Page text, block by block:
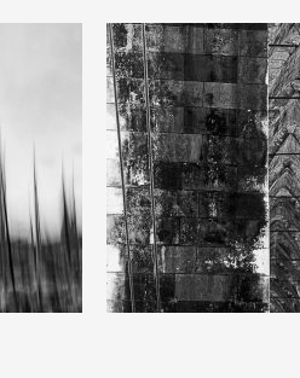
0
4